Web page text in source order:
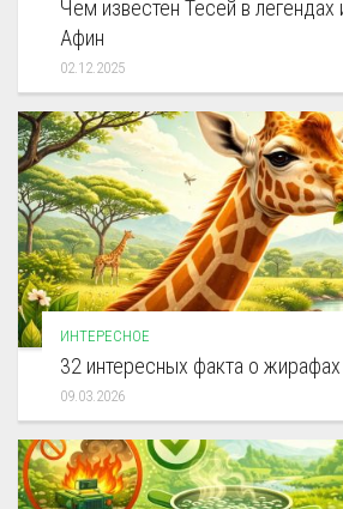
Чем известен Тесей в легендах
Афин
02.12.2025
ИНТЕРЕСНОЕ
32 интересных факта о жирафах
09.03.2026